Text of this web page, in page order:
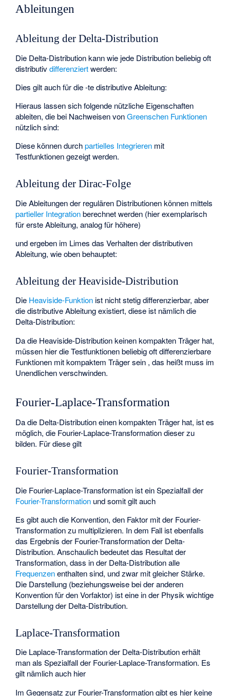
Ableitungen
Ableitung der Delta-Distribution
Die Delta-Distribution kann wie jede Distribution beliebig oft
distributivdifferenziertwerden:
Dies gilt auch für die-te distributive Ableitung:
Hieraus lassen sich folgende nützliche Eigenschaften
ableiten, die bei Nachweisen vonGreenschen Funktionen
nützlich sind:
Diese können durchpartielles Integrieren mit
Testfunktionen gezeigt werden.
Ableitung der Dirac-Folge
Die Ableitungen der regulären Distributionenkönnen mittels
partieller Integrationberechnet werden (hier exemplarisch
für erste Ableitung, analog für höhere)
und ergeben im Limesdas Verhalten der distributiven
Ableitung, wie oben behauptet:
Ableitung der Heaviside-Distribution
Die Heaviside-Funktion ist nicht stetig differenzierbar, aber
die distributive Ableitung existiert, diese ist nämlich die
Delta-Distribution:
Da die Heaviside-Distribution keinen kompakten Träger hat,
müssen hier die Testfunktionen beliebig oft differenzierbare
Funktionen mit kompaktem Träger sein , das heißt muss im
Unendlichen verschwinden.
Fourier-Laplace-Transformation
Da die Delta-Distribution einen kompakten Träger hat, ist es
möglich, die Fourier-Laplace-Transformationdieser zu
bilden. Für diese gilt
Fourier-Transformation
Die Fourier-Laplace-Transformation ist ein Spezialfall der
Fourier-Transformation und somit gilt auch
Es gibt auch die Konvention, den Faktor mit der Fourier-
Transformation zu multiplizieren. In dem Fall istebenfalls
das Ergebnis der Fourier-Transformation der Delta-
Distribution. Anschaulich bedeutet das Resultat der
Transformation, dass in der Delta-Distribution alle
Frequenzenenthalten sind, und zwar mit gleicher Stärke.
Die Darstellung (beziehungsweisebei der anderen
Konvention für den Vorfaktor) ist eine in der Physik wichtige
Darstellung der Delta-Distribution.
Laplace-Transformation
Die Laplace-Transformationder Delta-Distribution erhält
man als Spezialfall der Fourier-Laplace-Transformation. Es
gilt nämlich auch hier
Im Gegensatz zur Fourier-Transformation gibt es hier keine